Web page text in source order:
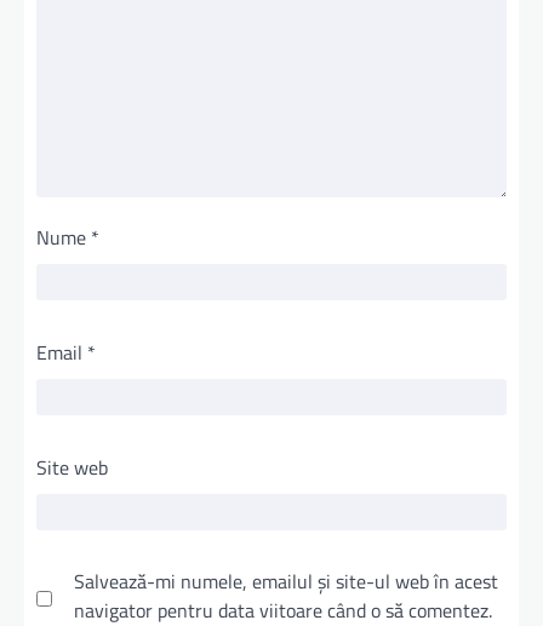
Nume *
Email *
Site web
Salvează-mi numele, emailul și site-ul web în acest
navigator pentru data viitoare când o să comentez.